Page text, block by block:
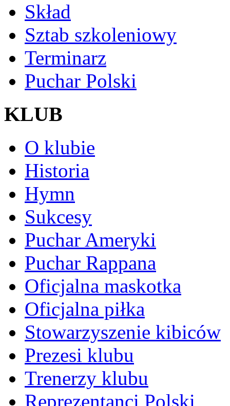
Skład
Sztab szkoleniowy
Terminarz
Puchar Polski
KLUB
O klubie
Historia
Hymn
Sukcesy
Puchar Ameryki
Puchar Rappana
Oficjalna maskotka
Oficjalna piłka
Stowarzyszenie kibiców
Prezesi klubu
Trenerzy klubu
Reprezentanci Polski